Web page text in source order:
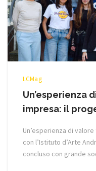
LCMag
Un’esperienza
impresa: il
Un’esperienza di
con l’Istituto d’Arte
concluso con grande